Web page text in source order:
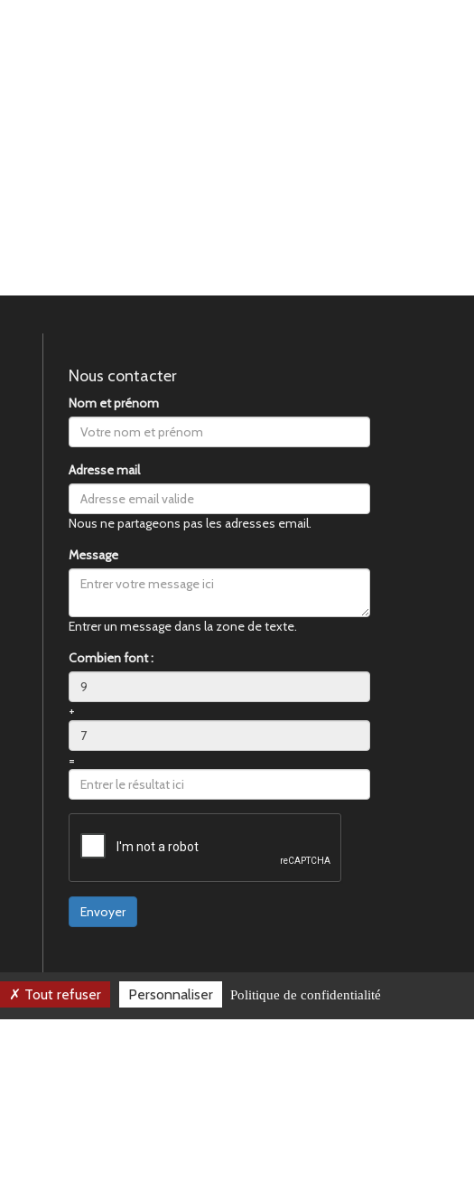
Nous contacter
Nom et prénom
Adresse mail
Nous ne partageons pas les adresses email.
Message
Entrer un message dans la zone de texte.
Combien font :
+
=
Envoyer
Tout refuser Personnaliser Politique de confidentialité